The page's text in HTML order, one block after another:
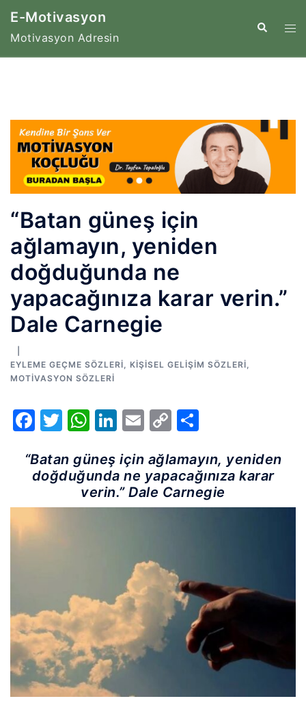
İçeriğe
E-Motivasyon
Motivasyon Adresin
Search
“Batan güneş için
ağlamayın, yeniden
doğduğunda ne
yapacağınıza karar verin.”
Dale Carnegie
EYLEME GEÇME SÖZLERI KIŞISEL GELIŞIM SÖZLERI
MOTIVASYON SÖZLERI
Facebook
Twitter
WhatsApp
LinkedIn
Email
Copy
“Batan güneş için ağlamayın, yeniden
doğduğunda ne yapacağınıza karar
verin.” Dale Carnegie